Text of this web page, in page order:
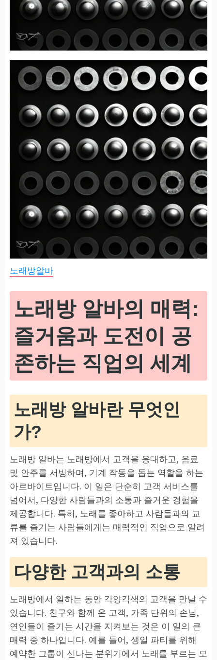
노래방알바
노래방 알바의 매력:
즐거움과 도전이 공
존하는 직업의 세계
노래방 알바란 무엇인
가?
노래방 알바는 노래방에서 고객을 응대하고, 음료
및 안주를 서빙하며, 기계 작동을 돕는 역할을 하는
아르바이트입니다. 이 일은 단순히 고객 서비스를
넘어서, 다양한 사람들과의 소통과 즐거운 경험을
제공합니다. 특히, 노래를 좋아하고 사람들과의 교
류를 즐기는 사람들에게는 매력적인 직업으로 알려
져 있습니다.
다양한 고객과의 소통
노래방에서 일하는 동안 각양각색의 고객을 만날 수
있습니다. 친구와 함께 온 고객, 가족 단위의 손님,
연인들이 즐기는 시간을 지켜보는 것은 이 일의 큰
매력 중 하나입니다. 예를 들어, 생일 파티를 위해
예약한 그룹이 신나는 분위기에서 노래를 부르는 모